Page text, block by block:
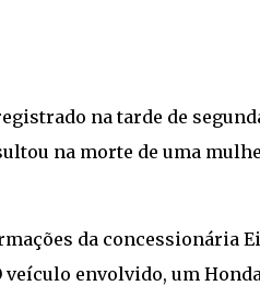
na tarde de
na morte de uma
da concessionária
veículo envolvido, um